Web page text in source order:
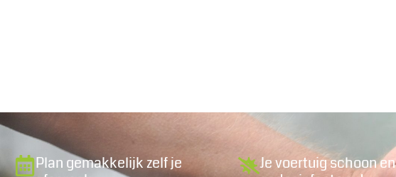
Plan gemakkelijk zelf je
Je voertuig schoon en